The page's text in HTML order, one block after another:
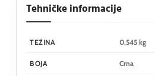
Tehničke informacije
TEŽINA 0,545 kg
BOJA Crna